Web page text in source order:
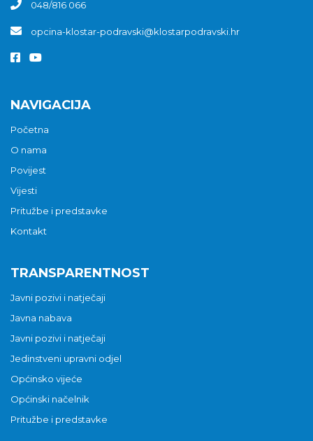
048/816 066
opcina-klostar-podravski@klostarpodravski.hr
NAVIGACIJA
Početna
O nama
Povijest
Vijesti
Pritužbe i predstavke
Kontakt
TRANSPARENTNOST
Javni pozivi i natječaji
Javna nabava
Javni pozivi i natječaji
Jedinstveni upravni odjel
Općinsko vijeće
Općinski načelnik
Pritužbe i predstavke